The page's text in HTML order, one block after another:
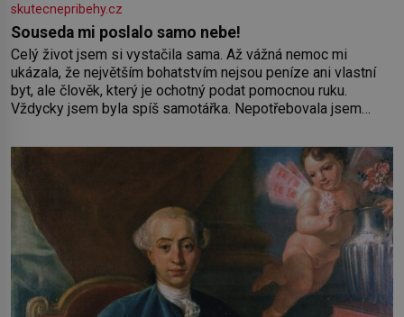
skutecnepribehy.cz
Souseda mi poslalo samo nebe!
Celý život jsem si vystačila sama. Až vážná nemoc mi
ukázala, že největším bohatstvím nejsou peníze ani vlastní
byt, ale člověk, který je ochotný podat pomocnou ruku.
Vždycky jsem byla spíš samotářka. Nepotřebovala jsem
práce a hlavně klid. Hned po studiích jsem odešla z rodného